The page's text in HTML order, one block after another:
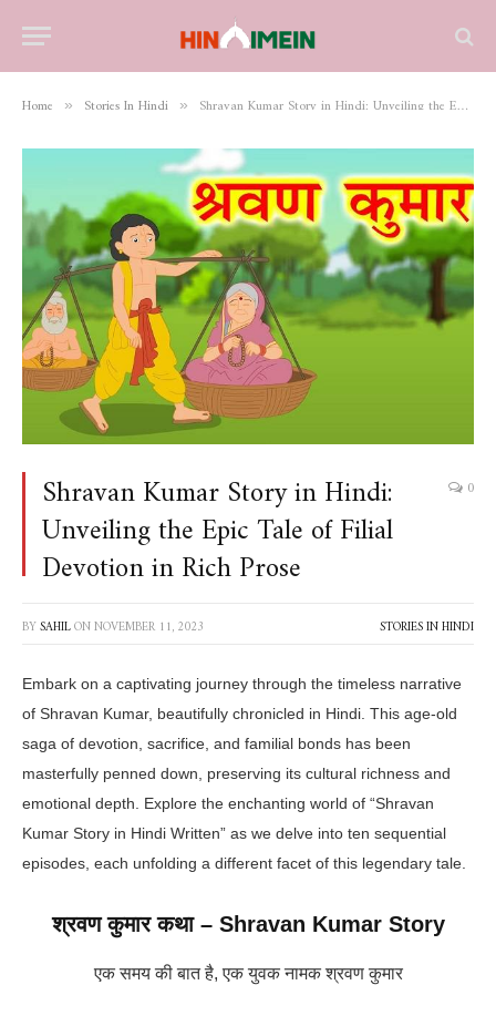
Home » Stories In Hindi » Shravan Kumar Story in Hindi: Unveiling the Epic Tale of Filial Devotion in Rich Prose
Shravan Kumar Story in Hindi:
Unveiling the Epic Tale of Filial
Devotion in Rich Prose
0
BYSAHILONNOVEMBER 11, 2023 STORIES IN HINDI
Embark on a captivating journey through the timeless narrative
of Shravan Kumar, beautifully chronicled in Hindi. This age-old
saga of devotion, sacrifice, and familial bonds has been
masterfully penned down, preserving its cultural richness and
emotional depth. Explore the enchanting world of “Shravan
Kumar Story in Hindi Written” as we delve into ten sequential
episodes, each unfolding a different facet of this legendary tale.
श्रवण कुमार कथा – Shravan Kumar Story
एक समय की बात है, एक युवक नामक श्रवण कुमार